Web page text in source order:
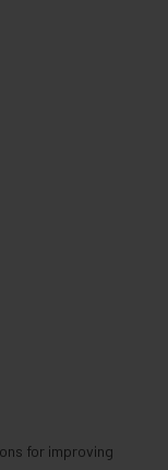
for improving